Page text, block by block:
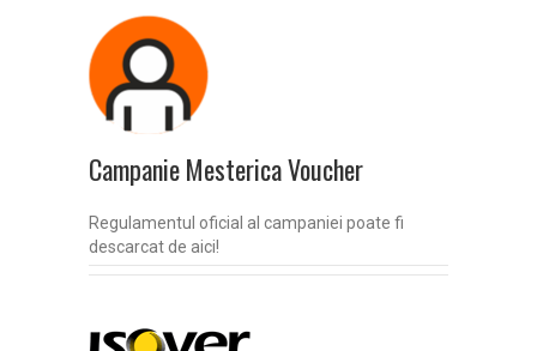
Campanie Mesterica Voucher
Regulamentul oficial al campaniei poate fi
descarcat de aici!